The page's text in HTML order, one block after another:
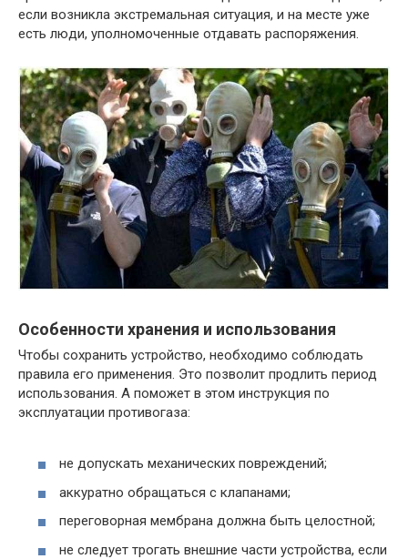
если возникла экстремальная ситуация, и на месте уже
есть люди, уполномоченные отдавать распоряжения.
Особенности хранения и использования
Чтобы сохранить устройство, необходимо соблюдать
правила его применения. Это позволит продлить период
использования. А поможет в этом инструкция по
эксплуатации противогаза:
не допускать механических повреждений;
аккуратно обращаться с клапанами;
переговорная мембрана должна быть целостной;
не следует трогать внешние части устройства, если